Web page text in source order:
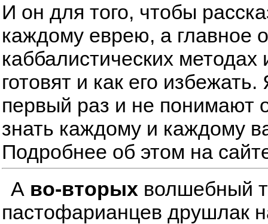
И он для того, чтобы
каждому еврею, а главное
каббалистических
готовят и как его
первый раз и не понимают
знать каждому и каждому
Подробнее об этом на
А во-вторых волшебный
пастофарианцев друшлак